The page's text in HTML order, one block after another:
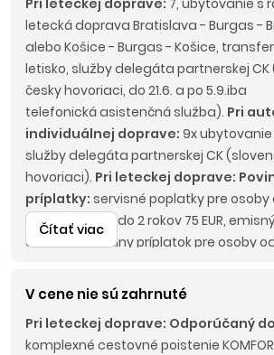
Pri leteckej doprave: 7, ubytovanie s
letecká doprava Bratislava - Burgas -
alebo Košice - Burgas - Košice,
letisko, služby delegáta partnerskej
česky hovoriaci, do 21.6. a po 5.9.iba
telefonická asistenčná služba). Pri
individuálnej doprave: 9x
služby delegáta partnerskej CK
hovoriaci). Pri leteckej doprave:
príplatky: servisné poplatky pre osoby
EUR, pre osoby do 2 rokov 75 EUR,
environmentálny príplatok pre osoby od
osoby od 2 rokov 15 EUR/osoba/pobyt.
EUR/os.
Čítať viac
V cene nie sú zahrnuté
Pri leteckej doprave: Odporúčaný
komplexné cestovné poistenie